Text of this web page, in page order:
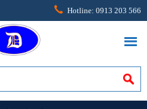
Hotline: 0913 203 566